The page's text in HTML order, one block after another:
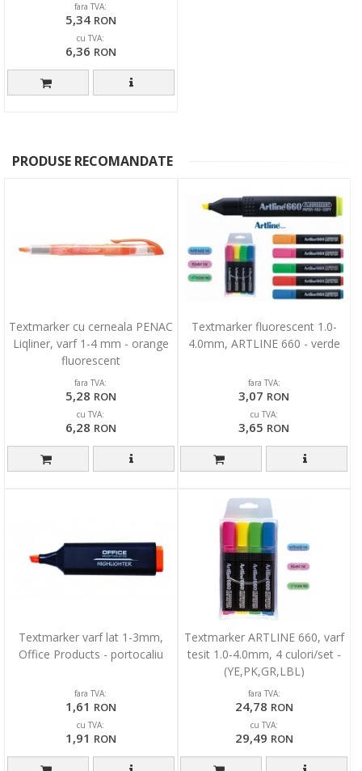
fara TVA:
5,34 RON
cu TVA:
6,36 RON
PRODUSE RECOMANDATE
Textmarker cu cerneala PENAC
Liqliner, varf 1-4 mm - orange
fluorescent
fara TVA:
5,28 RON
cu TVA:
6,28 RON
Textmarker fluorescent 1.0-
4.0mm, ARTLINE 660 - verde
fara TVA:
3,07 RON
cu TVA:
3,65 RON
Textmarker varf lat 1-3mm,
Office Products - portocaliu
fara TVA:
1,61 RON
cu TVA:
1,91 RON
Textmarker ARTLINE 660, varf
tesit 1.0-4.0mm, 4 culori/set -
(YE,PK,GR,LBL)
fara TVA:
24,78 RON
cu TVA:
29,49 RON